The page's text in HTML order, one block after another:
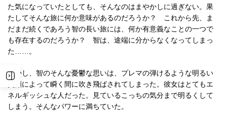
た気になっていたとしても、そんなのはまやかしに過ぎない。果
たしてそんな旅に何か意味があるのだろうか？ これから先、ま
だまだ続くであろう智の長い旅には、何か有意義なことの一つで
も存在するのだろうか？ 智は、途端に分からなくなってしまっ
た……。
しかし、智のそんな憂鬱な思いは、プレマの弾けるような明るい
笑顔によって瞬く間に吹き飛ばされてしまった。彼女はとてもエ
ネルギッシュな人だった。見ているこっちの気分まで明るくして
しまう。そんなパワーに満ちていた。